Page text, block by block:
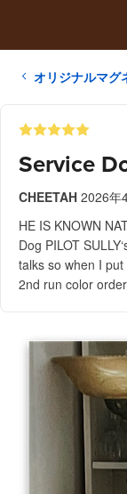
オリジナルマグ
Service
CHEETAH 2026年
HE IS KNOWN
Dog PILOT
talks so when I
2nd run color